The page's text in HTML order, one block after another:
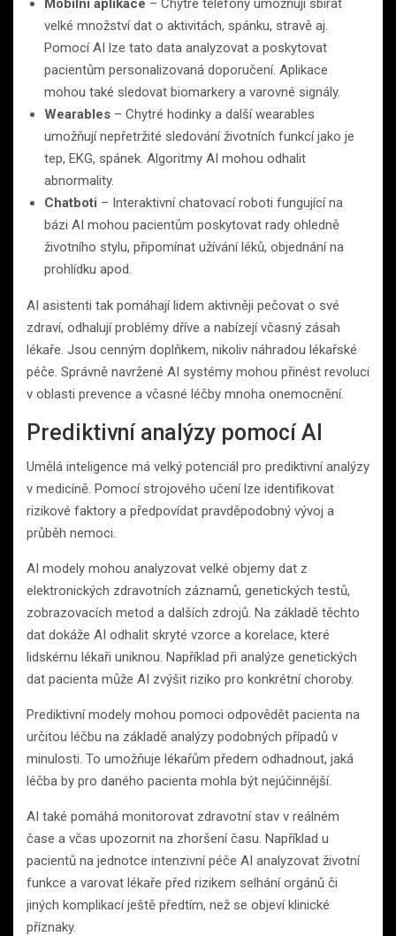
Mobilní aplikace – Chytré telefony umožňují sbírat
velké množství dat o aktivitách, spánku, stravě aj.
Pomocí AI lze tato data analyzovat a poskytovat
pacientům personalizovaná doporučení. Aplikace
mohou také sledovat biomarkery a varovné signály.
Wearables – Chytré hodinky a další wearables
umožňují nepřetržité sledování životních funkcí jako je
tep, EKG, spánek. Algoritmy AI mohou odhalit
abnormality.
Chatboti – Interaktivní chatovací roboti fungující na
bázi AI mohou pacientům poskytovat rady ohledně
životního stylu, připomínat užívání léků, objednání na
prohlídku apod.
AI asistenti tak pomáhají lidem aktivněji pečovat o své
zdraví, odhalují problémy dříve a nabízejí včasný zásah
lékaře. Jsou cenným doplňkem, nikoliv náhradou lékařské
péče. Správně navržené AI systémy mohou přinést revoluci
v oblasti prevence a včasné léčby mnoha onemocnění.
Prediktivní analýzy pomocí AI
Umělá inteligence má velký potenciál pro prediktivní analýzy
v medicíně. Pomocí strojového učení lze identifikovat
rizikové faktory a předpovídat pravděpodobný vývoj a
průběh nemoci.
AI modely mohou analyzovat velké objemy dat z
elektronických zdravotních záznamů, genetických testů,
zobrazovacích metod a dalších zdrojů. Na základě těchto
dat dokáže AI odhalit skryté vzorce a korelace, které
lidskému lékaři uniknou. Například při analýze genetických
dat pacienta může AI zvýšit riziko pro konkrétní choroby.
Prediktivní modely mohou pomoci odpovědět pacienta na
určitou léčbu na základě analýzy podobných případů v
minulosti. To umožňuje lékařům předem odhadnout, jaká
léčba by pro daného pacienta mohla být nejúčinnější.
AI také pomáhá monitorovat zdravotní stav v reálném
čase a včas upozornit na zhoršení času. Například u
pacientů na jednotce intenzivní péče AI analyzovat životní
funkce a varovat lékaře před rizikem selhání orgánů či
jiných komplikací ještě předtím, než se objeví klinické
příznaky.